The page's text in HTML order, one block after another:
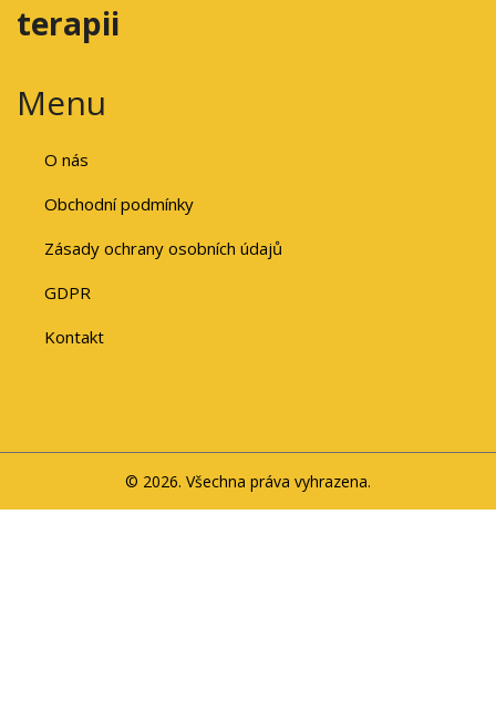
terapii
Menu
O nás
Obchodní podmínky
Zásady ochrany osobních údajů
GDPR
Kontakt
© 2026. Všechna práva vyhrazena.